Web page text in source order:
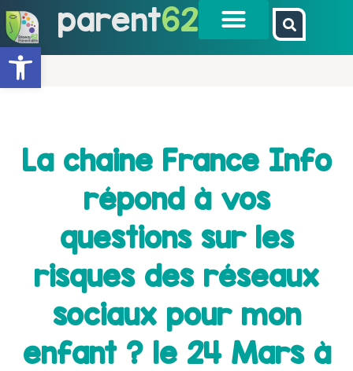
Ouvrir la barre d’outils
parent62
La chaine France Info
répond à vos
questions sur les
risques des réseaux
sociaux pour mon
enfant ? le 24 Mars à